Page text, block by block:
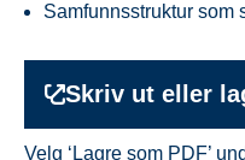
Samfunnsstruktur som
Skriv ut eller
Velg ‘Lagre som PDF’